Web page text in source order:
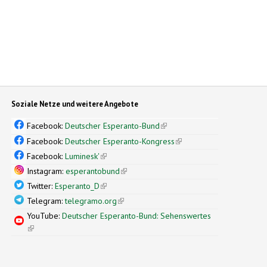
Soziale Netze und weitere Angebote
Facebook:Deutscher Esperanto-Bund(link is external)
Facebook:Deutscher Esperanto-Kongress(link is external)
Facebook:Luminesk'(link is external)
Instagram:esperantobund(link is external)
Twitter:Esperanto_D(link is external)
Telegram:telegramo.org(link is external)
YouTube:Deutscher Esperanto-Bund: Sehenswertes
(link is external)